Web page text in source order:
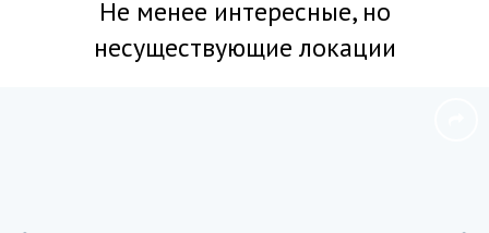
Не менее интересные, но
несуществующие локации